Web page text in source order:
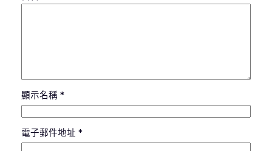
顯示名稱 *
電子郵件地址 *